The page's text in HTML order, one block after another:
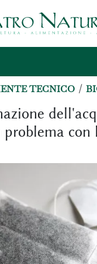
TECNICO
problema con